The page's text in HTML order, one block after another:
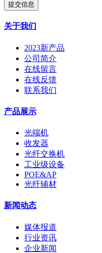
提交信息
关于我们
2023新产品
公司简介
在线留言
在线反馈
联系我们
产品展示
光端机
收发器
光纤交换机
工业级设备
POE&AP
光纤辅材
新闻动态
媒体报道
行业资讯
企业新闻